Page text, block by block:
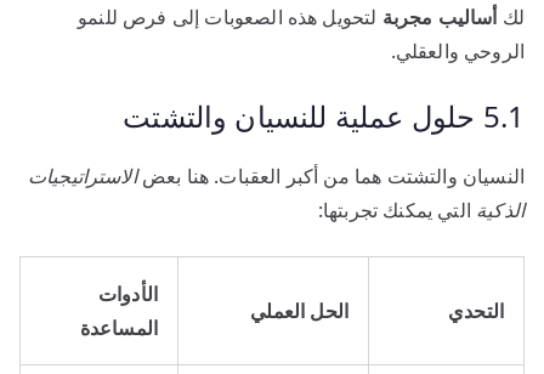
لكأساليب مجربة لتحويل هذه الصعوبات إلى فرص للنمو
الروحي والعقلي.
5.1 حلول عملية للنسيان والتشتت
النسيان والتشتت هما من أكبر العقبات. هنا بعضالاستراتيجيات
الذكية التي يمكنك تجربتها:
التحدي الحل العملي
الأدوات
المساعدة